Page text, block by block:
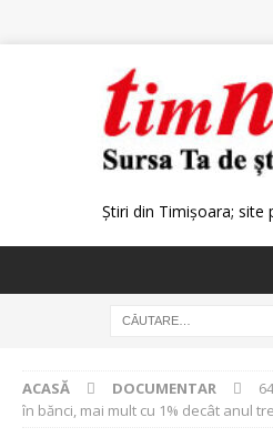
Știri din Timișoara; site
ACASĂ DOCUMENTAR
în bănci, mai mult cu 1% decât anul